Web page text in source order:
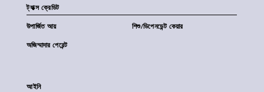
ট্যাক্স ক্রেডিট
উপার্জিত আয় শিশু/ডিপেনডেন্ট কেয়ার
অজিম্মাদার পেরেন্ট
আইনি